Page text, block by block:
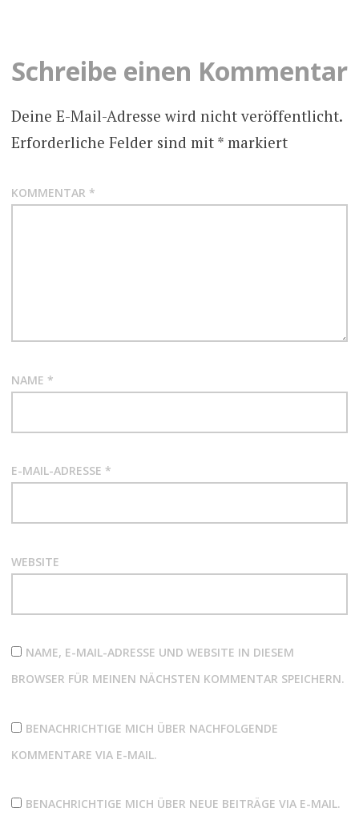
Schreibe einen Kommentar
Deine E-Mail-Adresse wird nicht veröffentlicht.
Erforderliche Felder sind mit *markiert
KOMMENTAR *
NAME *
E-MAIL-ADRESSE *
WEBSITE
NAME, E-MAIL-ADRESSE UND WEBSITE IN DIESEM
BROWSER FÜR MEINEN NÄCHSTEN KOMMENTAR SPEICHERN.
BENACHRICHTIGE MICH ÜBER NACHFOLGENDE
KOMMENTARE VIA E-MAIL.
BENACHRICHTIGE MICH ÜBER NEUE BEITRÄGE VIA E-MAIL.